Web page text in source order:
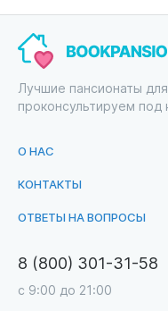
Лучшие пансионаты
проконсультируем под
О НАС
КОНТАКТЫ
ОТВЕТЫ НА ВОПРОСЫ
8 (800) 301-31-58
с 9:00 до 21:00